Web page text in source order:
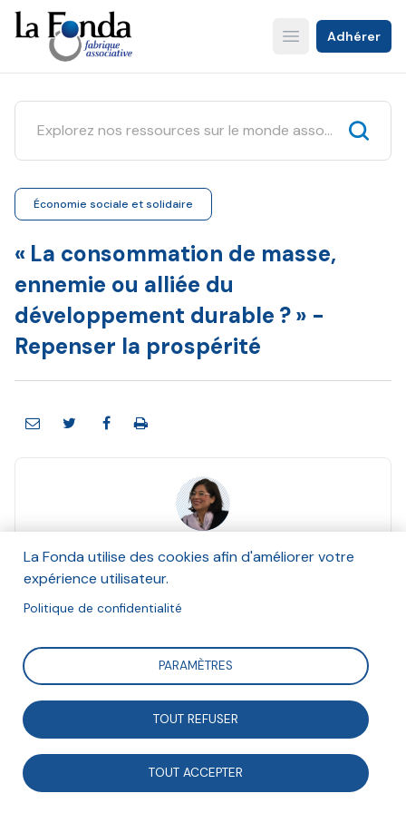
Aller
au
contenu
principal
Open main menu
Adhérer
Économie sociale et solidaire
« La consommation de masse,
ennemie ou alliée du
développement durable ? » -
Repenser la prospérité
Janvier 2023
Dans le cadre de son intervention pour la 4e journée
des Rencontres du développement durable (RDD) par
Fonda Gabriela Martin a rédigé cette note d'analyse
La Fonda utilise des cookies afin d'améliorer votre
expérience utilisateur.
Politique de confidentialité
PARAMÈTRES
TOUT REFUSER
TOUT ACCEPTER